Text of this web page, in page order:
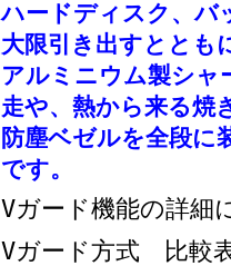
ハードディスク、バ
大限引き出すととも
アルミニウム製シャ
走や、熱から来る焼
防塵ベゼルを全段に
です。
Vガード機能の詳
Vガード方式 比較